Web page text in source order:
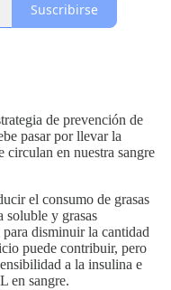
Suscribirse
de prevención de
pasar por llevar la
circulan en nuestra sangre
el consumo de grasas
soluble y grasas
disminuir la cantidad
puede contribuir, pero
a la insulina e
en sangre.